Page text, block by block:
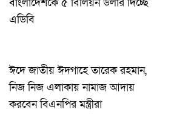
এডিবি
ঈদে জাতীয় ঈদগাহে তারেক রহমান,
নিজ নিজ এলাকায় নামাজ আদায়
করবেন বিএনপির মন্ত্রীরা